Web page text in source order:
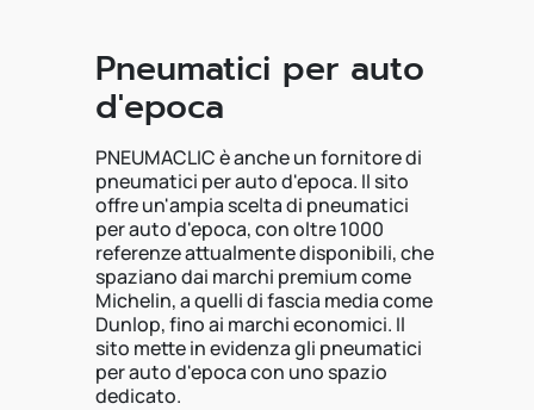
Pneumatici per auto
d'epoca
PNEUMACLIC è anche un fornitore di
pneumatici per auto d'epoca. Il sito
offre un'ampia scelta di pneumatici
per auto d'epoca, con oltre 1000
referenze attualmente disponibili, che
spaziano dai marchi premium come
Michelin, a quelli di fascia media come
Dunlop, fino ai marchi economici. Il
sito mette in evidenza gli pneumatici
per auto d'epoca con uno spazio
dedicato.